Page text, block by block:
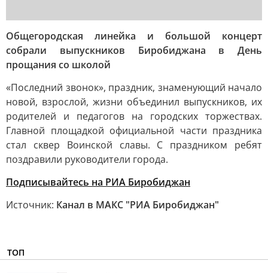
Общегородская линейка и большой концерт
собрали выпускников Биробиджана в День
прощания со школой
«Последний звонок», праздник, знаменующий начало
новой, взрослой, жизни объединил выпускников, их
родителей и педагогов на городских торжествах.
Главной площадкой официальной части праздника
стал сквер Воинской славы. С праздником ребят
поздравили руководители города.
Подписывайтесь на РИА Биробиджан
Источник: Канал в МАКС "РИА Биробиджан"
ТОП